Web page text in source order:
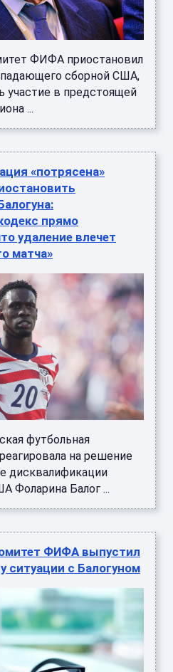
ФИФА приостановил
сборной США,
участие в предстоящей
...
«потрясена»
прямо
удаление влечет
матча»
футбольная
на решение
дисквалификации
Фоларина Балог ...
ФИФА выпустил
ситуации с Балогуном